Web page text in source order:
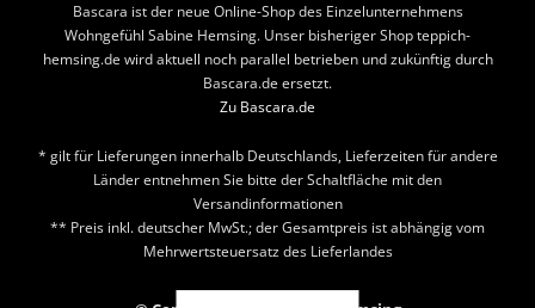
Bascara ist der neue Online-Shop des Einzelunternehmens
Wohngefühl Sabine Hemsing. Unser bisheriger Shop teppich-
hemsing.de wird aktuell noch parallel betrieben und zukünftig durch
Bascara.de ersetzt.
Zu Bascara.de
* gilt für Lieferungen innerhalb Deutschlands, Lieferzeiten für andere
Länder entnehmen Sie bitte der Schaltfläche mit den
Versandinformationen
** Preis inkl. deutscher MwSt.; der Gesamtpreis ist abhängig vom
Mehrwertsteuersatz des Lieferlandes